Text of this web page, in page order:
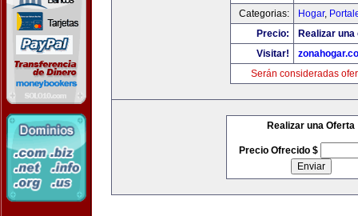
Categorias:
Hogar,
Precio:
Realizar
Visitar!
Serán consideradas
Realizar una Oferta
Precio Ofrecido $